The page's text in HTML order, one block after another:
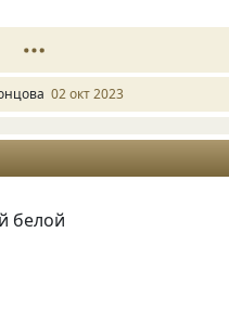
02 окт 2023
белой